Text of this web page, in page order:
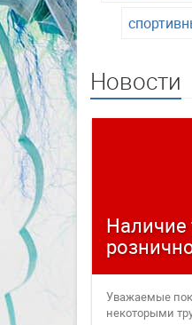
Новости
Наличие
Уважаемые
некоторыми